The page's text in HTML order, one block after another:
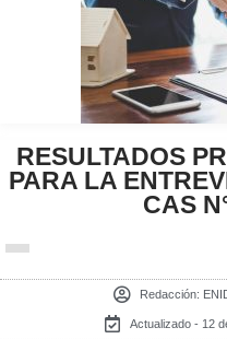
RESULTADOS
PARA LA
CAS
Redacción:
Actualizado - 12